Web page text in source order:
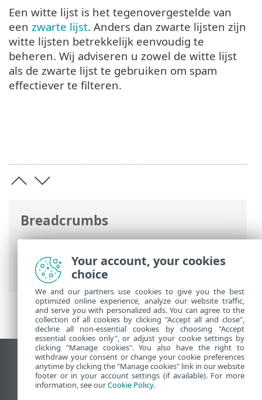
Breadcrumbs
Online-Help van ESET>ESET Glossary>E-
mailbedreigingen>Spam herkennen>
Witte lijst
Een witte lijst is het tegenovergestelde van
een zwarte lijst. Anders dan zwarte lijsten zijn
witte lijsten betrekkelijk eenvoudig te
beheren. Wij adviseren u zowel de witte lijst
als de zwarte lijst te gebruiken om spam
effectiever te filteren.
Bureaubladwebsite weergeven
End of Life
ESET Kennisbank
Your account, your cookies
choice
We and our partners use cookies to give you the best
optimized online experience, analyze our website traffic,
and serve you with personalized ads. You can agree to the
collection of all cookies by clicking "Accept all and close",
decline all non-essential cookies by choosing "Accept
essential cookies only", or adjust your cookie settings by
clicking "Manage cookies". You also have the right to
withdraw your consent or change your cookie preferences
anytime by clicking the "Manage cookies" link in our website
footer or in your account settings (if available). For more
information, see ourCookie Policy.